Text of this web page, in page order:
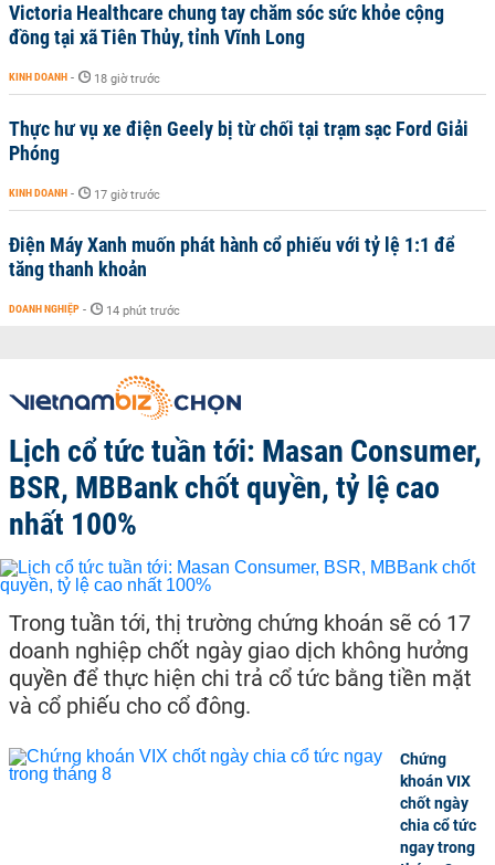
Victoria Healthcare chung tay chăm sóc sức khỏe cộng
đồng tại xã Tiên Thủy, tỉnh Vĩnh Long
KINH DOANH - 18 giờ trước
Thực hư vụ xe điện Geely bị từ chối tại trạm sạc Ford Giải
Phóng
KINH DOANH - 17 giờ trước
Điện Máy Xanh muốn phát hành cổ phiếu với tỷ lệ 1:1 để
tăng thanh khoản
DOANH NGHIỆP - 14 phút trước
Lịch cổ tức tuần tới: Masan Consumer,
BSR, MBBank chốt quyền, tỷ lệ cao
nhất 100%
Trong tuần tới, thị trường chứng khoán sẽ có 17
doanh nghiệp chốt ngày giao dịch không hưởng
quyền để thực hiện chi trả cổ tức bằng tiền mặt
và cổ phiếu cho cổ đông.
Chứng
khoán VIX
chốt ngày
chia cổ tức
ngay trong